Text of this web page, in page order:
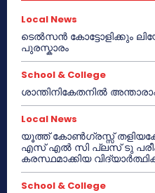
Local News
ടെൽസൻ കോട്ടോളിക്കും
പുരസ്കാരം
School & College
ശാന്തിനികേതനിൽ
Local News
യൂത്ത് കോൺഗ്രസ്സ്
എസ് എൽ സി പ്ലസ് ടു
കരസ്ഥമാക്കിയ
School & College